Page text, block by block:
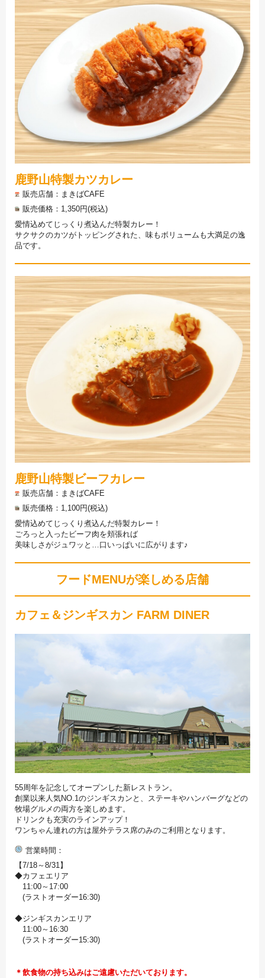
鹿野山特製カツカレー
販売店舗
まきばCAFE
販売価格
1,350円(税込)
愛情込めてじっくり煮込んだ特製カレー！
サクサクのカツがトッピングされた、味もボリュームも大満足の逸
品です。
鹿野山特製ビーフカレー
販売店舗
まきばCAFE
販売価格
1,100円(税込)
愛情込めてじっくり煮込んだ特製カレー！
ごろっと入ったビーフ肉を頬張れば
美味しさがジュワッと…口いっぱいに広がります♪
フードMENUが楽しめる店舗
カフェ＆ジンギスカン FARM DINER
55周年を記念してオープンした新レストラン。
創業以来人気NO.1のジンギスカンと、ステーキやハンバーグなどの
牧場グルメの両方を楽しめます。
ドリンクも充実のラインアップ！
ワンちゃん連れの方は屋外テラス席のみのご利用となります。
営業時間
【7/18～8/31】
◆カフェエリア
11:00～17:00
(ラストオーダー16:30)
◆ジンギスカンエリア
11:00～16:30
(ラストオーダー15:30)
＊飲食物の持ち込みはご遠慮いただいております。